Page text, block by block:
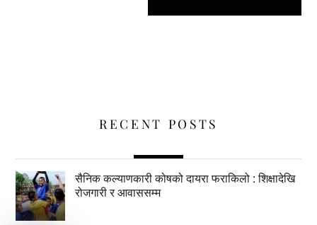
RECENT POSTS
सैनिक कल्याणकारी कोषको दायरा फराकिलो : शिक्षादेखि
रोजगारी र आवाससम्म